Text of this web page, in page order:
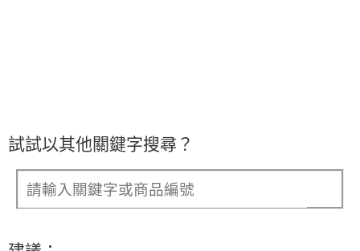
試試以其他關鍵字搜尋？